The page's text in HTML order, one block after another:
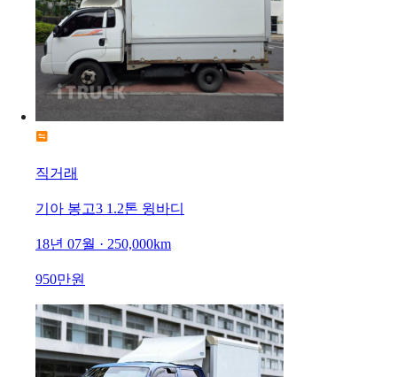
직거래
기아 봉고3 1.2톤 윙바디
18년 07월 · 250,000km
950만원